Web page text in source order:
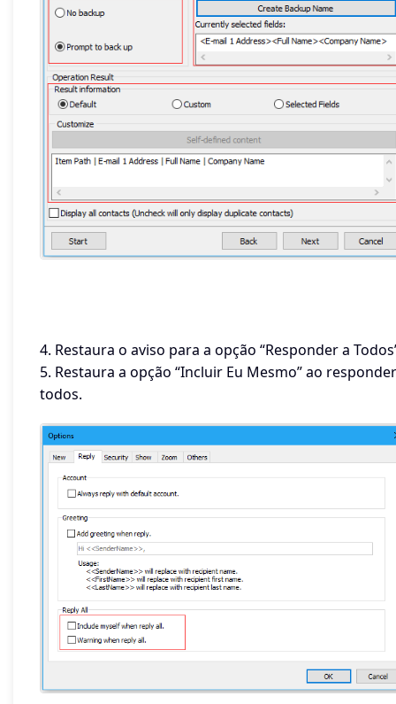
4. Restaura o aviso para a opção “Responder a
5. Restaura a opção “Incluir Eu Mesmo” ao
todos.